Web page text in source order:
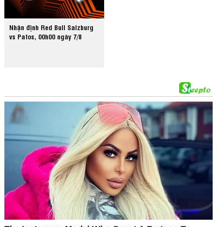
Nhận định Red Bull Salzburg
vs Pafos, 00h00 ngày 7/8